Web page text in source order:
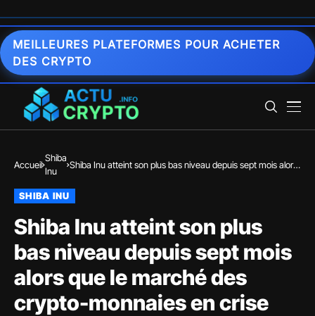
MEILLEURES PLATEFORMES POUR ACHETER
DES CRYPTO
Accueil
Shiba
Inu
Shiba Inu atteint son plus bas niveau depuis sept mois alors
SHIBA INU
Shiba Inu atteint son plus
bas niveau depuis sept mois
alors que le marché des
crypto-monnaies en crise